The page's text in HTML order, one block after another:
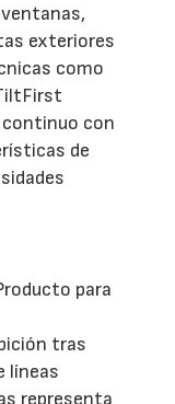
exteriores
como
con
de
para
tras
líneas
representa